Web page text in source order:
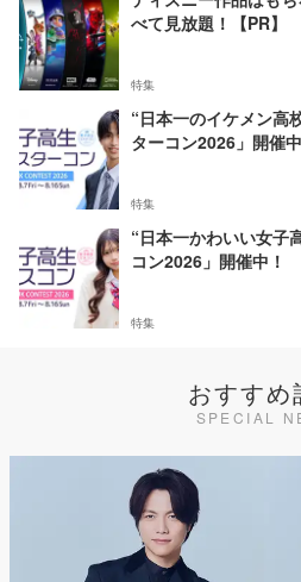
べて見放題！【PR】
特集
“日本一のイケメン高
ターコン2026」開催中
特集
“日本一かわいい女子
コン2026」開催中！
特集
おすすめ
SPECIAL